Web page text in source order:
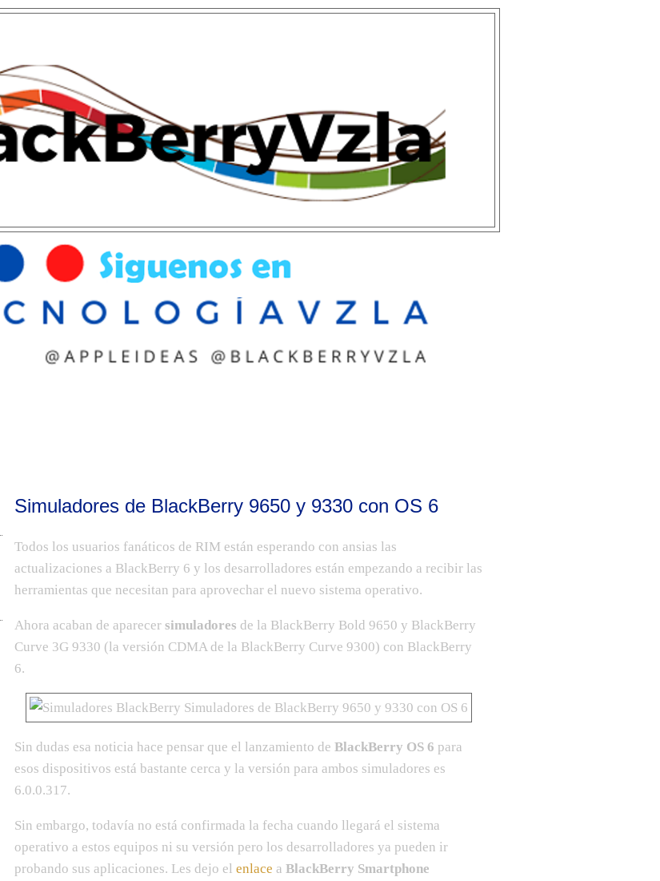
Simuladores de BlackBerry 9650 y 9330 con OS 6
Todos los usuarios fanáticos de RIM están esperando con ansias las
actualizaciones a BlackBerry 6 y los desarrolladores están empezando a recibir las
herramientas que necesitan para aprovechar el nuevo sistema operativo.
Ahora acaban de aparecer simuladores de la BlackBerry Bold 9650 y BlackBerry
Curve 3G 9330 (la versión CDMA de la BlackBerry Curve 9300) con BlackBerry
6.
Sin dudas esa noticia hace pensar que el lanzamiento de BlackBerry OS 6 para
esos dispositivos está bastante cerca y la versión para ambos simuladores es
6.0.0.317.
Sin embargo, todavía no está confirmada la fecha cuando llegará el sistema
operativo a estos equipos ni su versión pero los desarrolladores ya pueden ir
probando sus aplicaciones. Les dejo el enlace a BlackBerry Smartphone